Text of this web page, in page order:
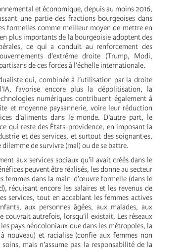
et économique, depuis au moins 2016,
une partie des fractions bourgeoises dans
formelles comme meilleur moyen de mettre en
plus importants de la bourgeoisie adoptent des
ce qui a conduit au renforcement des
d’extrême droite (Trump, Modi,
de ces forces à l’échelle internationale.
qui, combinée à l’utilisation par la droite
favorise encore plus la dépolitisation, la
numériques contribuent également à
et moyenne paysannerie, voire leur réduction
d’aliments dans le monde. D’autre part, le
qui reste des États-providence, en imposant la
et des services, et surtout des soignant·es,
de survivre (mal) ou de se battre.
aux services sociaux qu’il avait créés dans le
peuvent être réalisés, les donne au secteur
femmes dans la main-d’œuvre formelle (dans le
réduisant encore les salaires et les revenus de
services, tout en accablant les femmes actives
aux personnes âgées, aux malades, aux
couvrait autrefois, lorsqu’il existait. Les réseaux
pays néocoloniaux que dans les métropoles, la
nouveau) et racialise (confie aux femmes non
mais n’assume pas la responsabilité de la